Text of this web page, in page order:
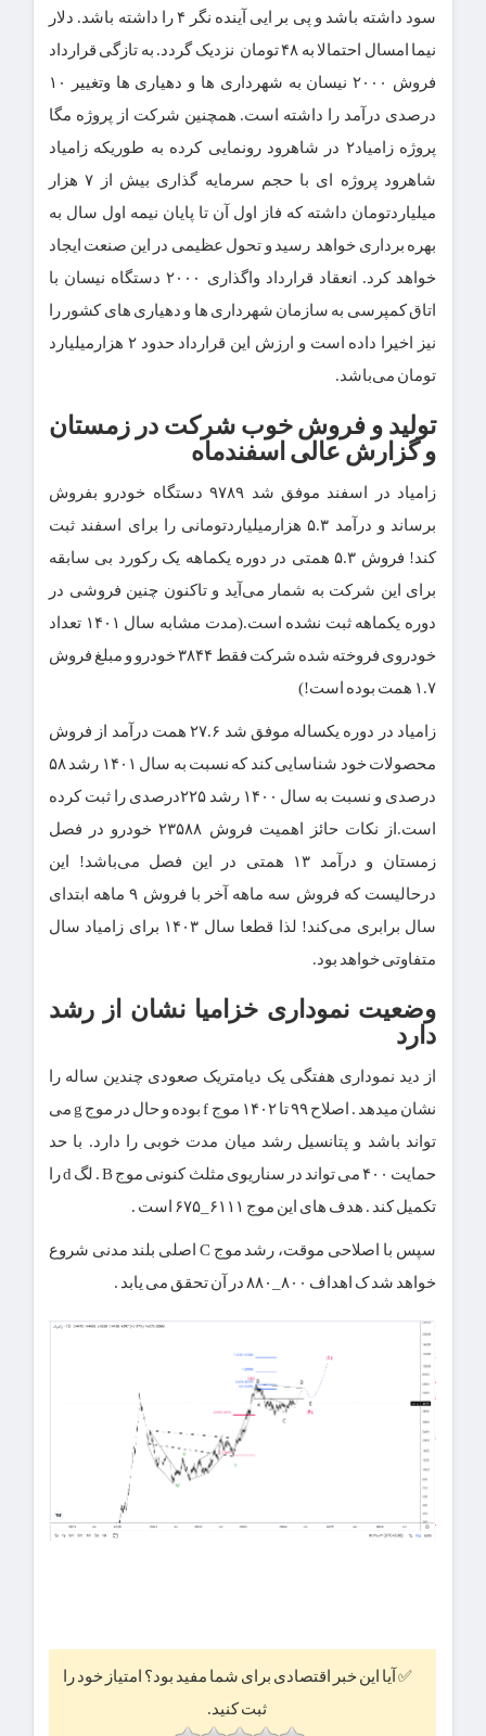
سود داشته باشد و پی بر ایی آینده نگر ۴ را داشته باشد. دلار
نیما امسال احتمالا به ۴۸ تومان نزدیک گردد. به تازگی قرارداد
فروش ۲۰۰۰ نیسان به شهرداری ها و دهیاری ها وتغییر ۱۰
درصدی درآمد را داشته است. همچنین شرکت از پروژه مگا
پروژه زامیاد۲ در شاهرود رونمایی کرده به طوریکه زامیاد
شاهرود پروژه ای با حجم سرمایه گذاری بیش از ۷ هزار
میلیاردتومان داشته که فاز اول آن تا پایان نیمه اول سال به
بهره برداری خواهد رسید و تحول عظیمی در این صنعت ایجاد
خواهد کرد. انعقاد قرارداد واگذاری ۲۰۰۰ دستگاه نیسان با
اتاق کمپرسی به سازمان شهرداری ها و دهیاری های کشور را
نیز اخیرا داده است و ارزش این قرارداد حدود ۲ هزارمیلیارد
تومان می‌باشد.
تولید و فروش خوب شرکت در زمستان
و گزارش عالی اسفندماه
زامیاد در اسفند موفق شد ۹۷۸۹ دستگاه خودرو بفروش
برساند و درآمد ۵.۳ هزارمیلیاردتومانی را برای اسفند ثبت
کند! فروش ۵.۳ همتی در دوره یکماهه یک رکورد بی سابقه
برای این شرکت به شمار می‌آید و تاکنون چنین فروشی در
دوره یکماهه ثبت نشده است.(مدت مشابه سال ۱۴۰۱ تعداد
خودروی فروخته شده شرکت فقط ۳۸۴۴ خودرو و مبلغ فروش
۱.۷ همت بوده است!)
زامیاد در دوره یکساله موفق شد ۲۷.۶ همت درآمد از فروش
محصولات خود شناسایی کند که نسبت به سال ۱۴۰۱ رشد ۵۸
درصدی و نسبت به سال ۱۴۰۰ رشد ۲۲۵درصدی را ثبت کرده
است.از نکات حائز اهمیت فروش ۲۳۵۸۸ خودرو در فصل
زمستان و درآمد ۱۳ همتی در این فصل می‌باشد! این
درحالیست که فروش سه ماهه آخر با فروش ۹ ماهه ابتدای
سال برابری می‌کند! لذا قطعا سال ۱۴۰۳ برای زامیاد سال
متفاوتی خواهد بود.
وضعیت نموداری خزامیا نشان از رشد
دارد
از دید نموداری هفتگی یک دیامتریک صعودی چندین ساله را
نشان میدهد . اصلاح ۹۹ تا ۱۴۰۲ موج f بوده و حال در موج g می
تواند باشد و پتانسیل رشد میان مدت خوبی را دارد. با حد
حمایت ۴۰۰ می تواند در سناریوی مثلث کنونی موج B . لگ d را
تکمیل کند . هدف های این موج ۶۱۱۱_۶۷۵ است .
سپس با اصلاحی موقت، رشد موج C اصلی بلند مدنی شروع
خواهد شد ک اهداف ۸۰۰_۸۸۰ در آن تحقق می یابد .
✅ آیا این خبر اقتصادی برای شما مفید بود؟ امتیاز خود را
ثبت کنید.